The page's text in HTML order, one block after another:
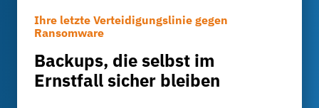
Ihre letzte Verteidigungslinie gegen
Ransomware
Backups, die selbst im
Ernstfall sicher bleiben
Revisionssichere Archivierung für
Patientendaten
Gesetzeskonform,
manipulationssicher und
Langzeitarchivierung, die bezahlbar bleibt
große Datenmengen in IT-
Umgebungen